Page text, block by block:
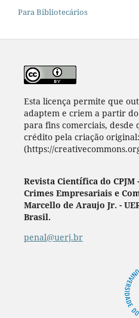
Para Bibliotecários
Esta licença permite que
adaptem e criem a partir
para fins comerciais,
crédito pela criação original:
(https://
Revista Científica do CPJM
Crimes Empresariais e
Marcello de Araujo Jr. -
Brasil.
penal@uerj.br